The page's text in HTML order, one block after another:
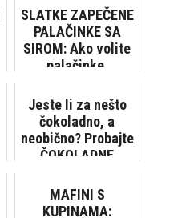
SLATKE ZAPEČENE
PALAČINKE SA
SIROM: Ako volite
palačinke,
recept! [VIDEO]
Jeste li za nešto
čokoladno, a
neobično? Probajte
ČOKOLADNE
MAFINI S
KUPINAMA: